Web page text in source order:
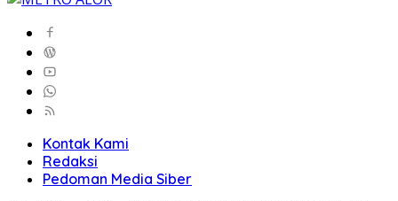
Kontak Kami
Redaksi
Pedoman Media Siber